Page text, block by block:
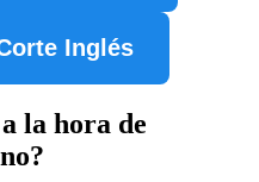
Inglés
la hora de